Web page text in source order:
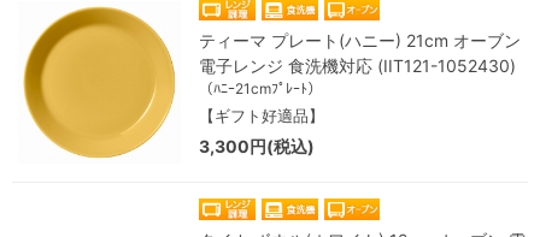
ティーマ プレート(ハニー) 21cm オーブン
電子レンジ 食洗機対応 (IIT121-1052430)
（ﾊﾆｰ21cmﾌﾟﾚｰﾄ）
【ギフト好適品】
3,300円(税込)